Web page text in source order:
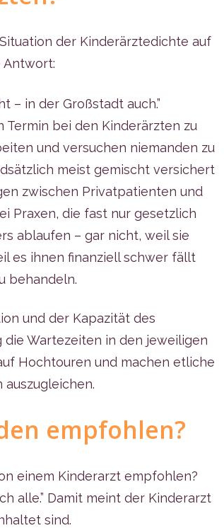
der Kinderärztedichte auf
Antwort:
– in der Großstadt auch.”
Termin bei den Kinderärzten zu
und versuchen niemanden zu
meist gemischt versichert
zwischen Privatpatienten und
Praxen, die fast nur gesetzlich
ablaufen – gar nicht, weil sie
es ihnen finanziell schwer fällt
behandeln.
und der Kapazität des
die Wartezeiten in den jeweiligen
Hochtouren und machen etliche
empfohlen?
einem Kinderarzt empfohlen?
alle.” Damit meint der Kinderarzt
sind.